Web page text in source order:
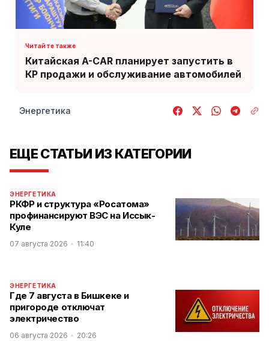
Китайская A-CAR планирует запустить в
КР продажи и обслуживание автомобилей
Энергетика
ЕЩЕ СТАТЬИ ИЗ КАТЕГОРИИ
ЭНЕРГЕТИКА
РКФР и структура «Росатома»
профинансируют ВЭС на Иссык-
Куле
07 августа 2026 11:40
ЭНЕРГЕТИКА
Где 7 августа в Бишкеке и
пригороде отключат
электричество
06 августа 2026 20:26